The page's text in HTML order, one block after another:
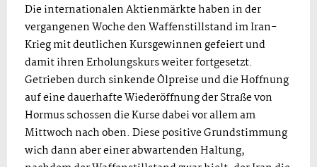
Die internationalen Aktienmärkte haben in der
vergangenen Woche den Waffenstillstand im Iran-
Krieg mit deutlichen Kursgewinnen gefeiert und
damit ihren Erholungskurs weiter fortgesetzt.
Getrieben durch sinkende Ölpreise und die Hoffnung
auf eine dauerhafte Wiederöffnung der Straße von
Hormus schossen die Kurse dabei vor allem am
Mittwoch nach oben. Diese positive Grundstimmung
wich dann aber einer abwartenden Haltung,